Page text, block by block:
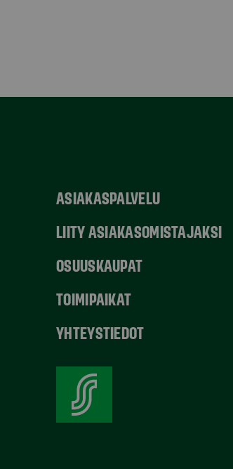
ASIAKASPALVELU
LIITY ASIAKASOMISTAJAKSI
OSUUSKAUPAT
TOIMIPAIKAT
YHTEYSTIEDOT